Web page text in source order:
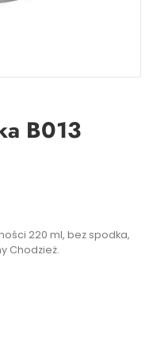
B013
220 ml, bez spodka,
Chodzież.